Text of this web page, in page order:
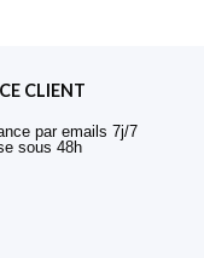
CLIENT
par emails 7j/7
sous 48h